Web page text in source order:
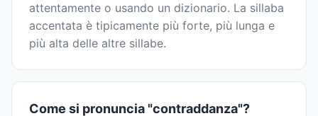
attentamente o usando un dizionario. La sillaba
accentata è tipicamente più forte, più lunga e
più alta delle altre sillabe.
Come si pronuncia "contraddanza"?